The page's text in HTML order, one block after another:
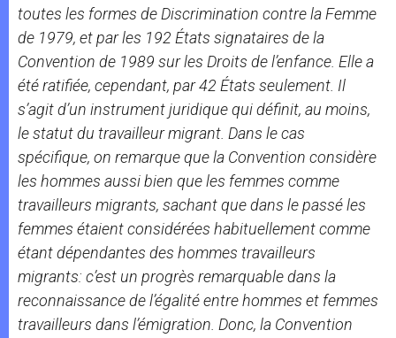
toutes les formes de Discrimination contre la Femme
de 1979, et par les 192 États signataires de la
Convention de 1989 sur les Droits de l’enfance . Elle a
été ratifiée, cependant, par 42 États seulement. Il
s’agit d’un instrument juridique qui définit, au moins,
le statut du travailleur migrant. Dans le cas
spécifique, on remarque que la Convention considère
les hommes aussi bien que les femmes comme
travailleurs migrants, sachant que dans le passé les
femmes étaient considérées habituellement comme
étant dépendantes des hommes travailleurs
migrants: c’est un progrès remarquable dans la
reconnaissance de l’égalité entre hommes et femmes
travailleurs dans l’émigration. Donc, la Convention